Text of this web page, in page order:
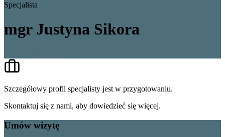
Specjalista
mgr Justyna Sikora
Szczegółowy profil specjalisty jest w przygotowaniu.
Skontaktuj się z nami, aby dowiedzieć się więcej.
Umów wizytę